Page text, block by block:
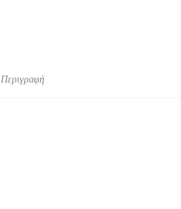
Περιγραφή